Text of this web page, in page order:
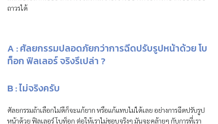
ถาวรได้
A : ศัลยกรรมปลอดภัยกว่าการฉีดปรับรูปหน้าด้วย โบ
ท็อก ฟิลเลอร์ จริงรึเปล่า ?
B :ไม่จริงครับ
ศัลยกรรมถ้าเลือกไม่ดีก็จะแก้ยาก หรือแก้แทบไม่ได้เลย อย่างการฉีดปรับรูป
หน้าด้วย ฟิลเลอร์ โบท็อก ต่อให้เราไม่ชอบจริงๆ มันจะคล้ายๆ กับการที่เรา